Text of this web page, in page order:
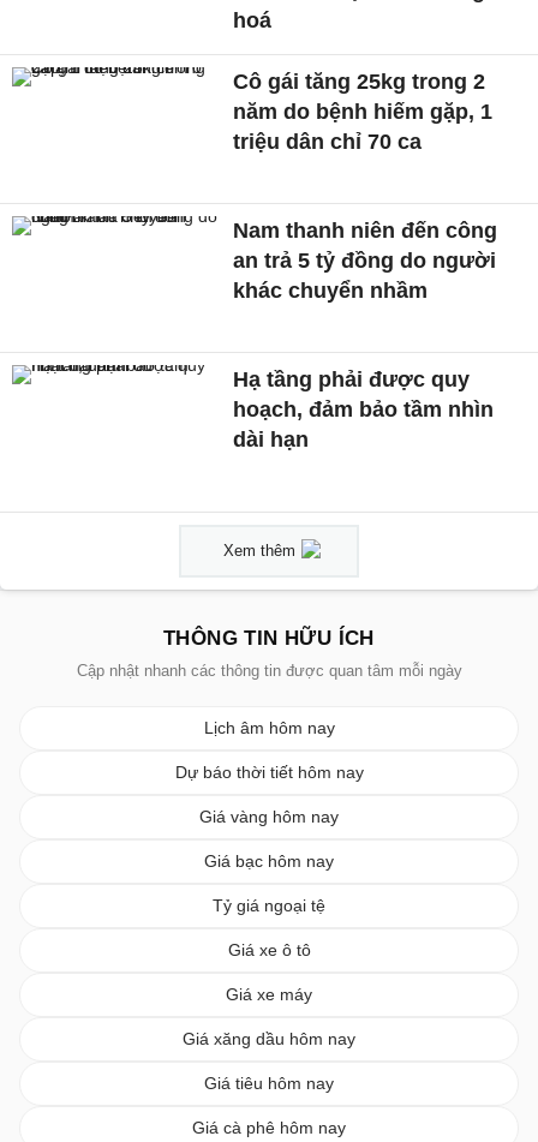
hoá
Cô gái tăng 25kg trong 2
năm do bệnh hiếm gặp, 1
triệu dân chỉ 70 ca
Nam thanh niên đến công
an trả 5 tỷ đồng do người
khác chuyển nhầm
Hạ tầng phải được quy
hoạch, đảm bảo tầm nhìn
dài hạn
Xem thêm
THÔNG TIN HỮU ÍCH
Cập nhật nhanh các thông tin được quan tâm mỗi ngày
Lịch âm hôm nay
Dự báo thời tiết hôm nay
Giá vàng hôm nay
Giá bạc hôm nay
Tỷ giá ngoại tệ
Giá xe ô tô
Giá xe máy
Giá xăng dầu hôm nay
Giá tiêu hôm nay
Giá cà phê hôm nay